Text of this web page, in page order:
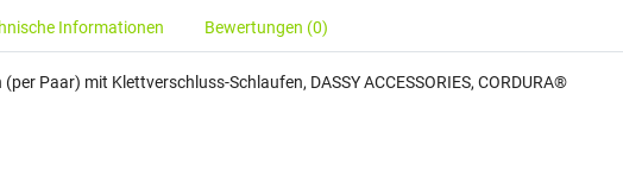
Informationen Bewertungen (0)
Paar) mit Klettverschluss-Schlaufen, DASSY ACCESSORIES, CORDURA®